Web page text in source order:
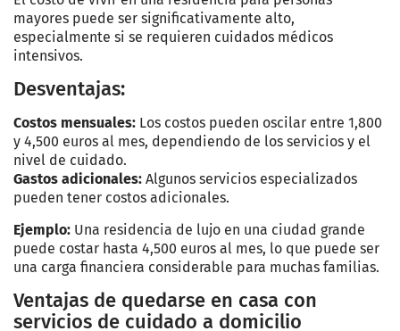
mayores puede ser significativamente alto,
especialmente si se requieren cuidados médicos
intensivos.
Desventajas:
Costos mensuales: Los costos pueden oscilar entre 1,800
y 4,500 euros al mes, dependiendo de los servicios y el
nivel de cuidado.
Gastos adicionales: Algunos servicios especializados
pueden tener costos adicionales.
Ejemplo: Una residencia de lujo en una ciudad grande
puede costar hasta 4,500 euros al mes, lo que puede ser
una carga financiera considerable para muchas familias.
Ventajas de quedarse en casa con
servicios de cuidado a domicilio